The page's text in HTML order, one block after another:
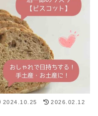
2024.10.25 2026.02.12